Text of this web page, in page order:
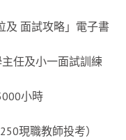
及 面試攻略」電子書
任及小一面試訓練
小時
現職教師投考）